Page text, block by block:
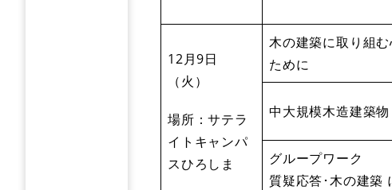
12月9日
（火）
場所：サテラ
イトキャンパ
スひろしま
木の建築に取り組
ために
中大規模木造建築
グループワーク
質疑応答･木の建築